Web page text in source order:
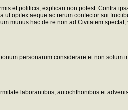
et politicis, explicari non potest. Contra
opifex aeque ac rerum confector sui
munus hac de re non ad Civitatem
personarum considerare et non solum
laborantibus, autochthonibus et